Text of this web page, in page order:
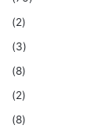
(2)
(3)
(8)
(2)
(8)